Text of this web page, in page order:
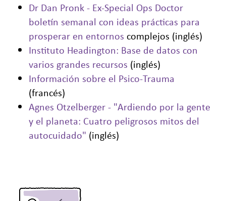
Dr Dan Pronk - Ex-Special Ops Doctor
boletín semanal con ideas prácticas para
prosperar en entornos complejos (inglés)
Instituto Headington: Base de datos con
varios grandes recursos (inglés)
Información sobre el Psico-Trauma
(francés)
Agnes Otzelberger - "Ardiendo por la gente
y el planeta: Cuatro peligrosos mitos del
autocuidado" (inglés)